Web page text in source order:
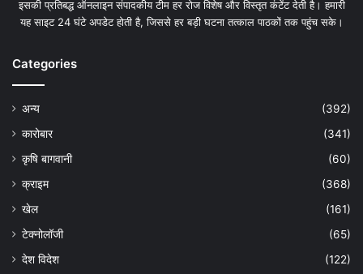
इसकी प्रतिबद्ध ऑनलाइन संपादकीय टीम हर रोज विशेष और विस्तृत कंटेंट देती है। हमारी
यह साइट 24 घंटे अपडेट होती है, जिससे हर बड़ी घटना तत्काल पाठकों तक पहुंच सके।
Categories
अन्य
(392)
कारोबार
(341)
कृषि बागवानी
(60)
क्राइम
(368)
खेल
(161)
टेक्नोलॉजी
(65)
देश विदेश
(122)